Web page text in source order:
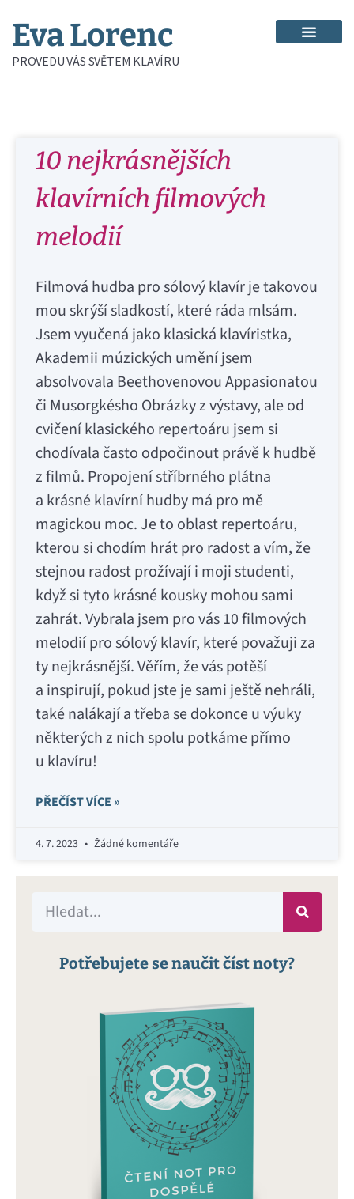
Eva Lorenc
PROVEDU VÁS SVĚTEM KLAVÍRU
10 nejkrásnějších
klavírních filmových
melodií
Filmová hudba pro sólový klavír je takovou
mou skrýší sladkostí, které ráda mlsám.
Jsem vyučená jako klasická klavíristka,
Akademii múzických umění jsem
absolvovala Beethovenovou Appasionatou
či Musorgkésho Obrázky z výstavy, ale od
cvičení klasického repertoáru jsem si
chodívala často odpočinout právě k hudbě
z filmů. Propojení stříbrného plátna
a krásné klavírní hudby má pro mě
magickou moc. Je to oblast repertoáru,
kterou si chodím hrát pro radost a vím, že
stejnou radost prožívají i moji studenti,
když si tyto krásné kousky mohou sami
zahrát. Vybrala jsem pro vás 10 filmových
melodií pro sólový klavír, které považuji za
ty nejkrásnější. Věřím, že vás potěší
a inspirují, pokud jste je sami ještě nehráli,
také nalákají a třeba se dokonce u výuky
některých z nich spolu potkáme přímo
u klavíru!
PŘEČÍST VÍCE »
4. 7. 2023 Žádné komentáře
Potřebujete se naučit číst noty?